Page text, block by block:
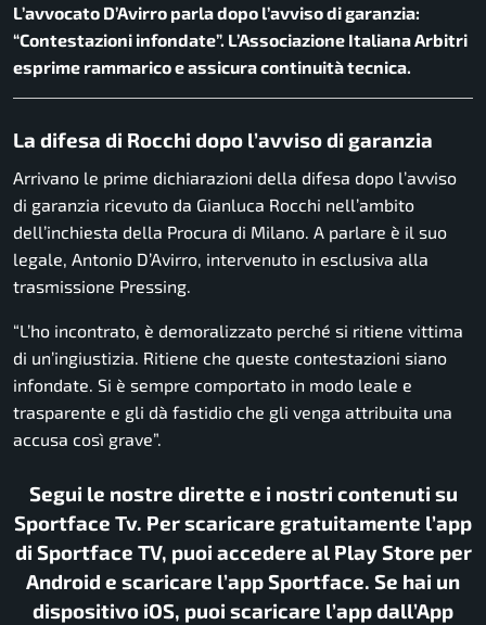
L’avvocato D’Avirro parla dopo l’avviso di garanzia:
“Contestazioni infondate”. L’Associazione Italiana Arbitri
esprime rammarico e assicura continuità tecnica.
La difesa di Rocchi dopo l’avviso di garanzia
Arrivano le prime dichiarazioni della difesa dopo l’avviso
di garanzia ricevuto da Gianluca Rocchi nell’ambito
dell’inchiesta della Procura di Milano. A parlare è il suo
legale, Antonio D’Avirro, intervenuto in esclusiva alla
trasmissione Pressing.
“L’ho incontrato, è demoralizzato perché si ritiene vittima
di un’ingiustizia. Ritiene che queste contestazioni siano
infondate. Si è sempre comportato in modo leale e
trasparente e gli dà fastidio che gli venga attribuita una
accusa così grave”.
Segui le nostre dirette e i nostri contenuti su
Sportface Tv. Per scaricare gratuitamente l’app
di Sportface TV, puoi accedere al Play Store per
Android e scaricare l’app Sportface. Se hai un
dispositivo iOS, puoi scaricare l’app dall’App